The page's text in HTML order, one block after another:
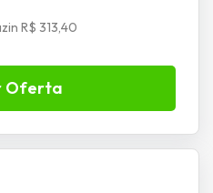
R$ 313,40
Oferta